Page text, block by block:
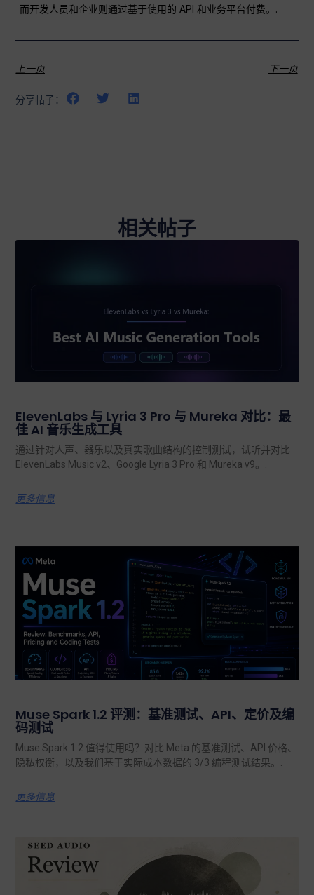
而开发人员和企业则通过基于使用的 API 和业务平台付费。.
上一页 下一页
分享帖子：
相关帖子
ElevenLabs 与 Lyria 3 Pro 与 Mureka 对比：最
佳 AI 音乐生成工具
通过针对人声、器乐以及真实歌曲结构的控制测试，试听并对比
ElevenLabs Music v2、Google Lyria 3 Pro 和 Mureka v9。.
更多信息
Muse Spark 1.2 评测：基准测试、API、定价及编
码测试
Muse Spark 1.2 值得使用吗？对比 Meta 的基准测试、API 价格、
隐私权衡，以及我们基于实际成本数据的 3/3 编程测试结果。.
更多信息